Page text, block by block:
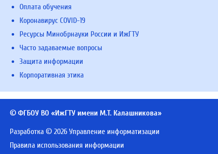
Оплата обучения
Коронавирус COVID-19
Ресурсы Минобрнауки России и ИжГТУ
Часто задаваемые вопросы
Защита информации
Корпоративная этика
© ФГБОУ ВО «ИжГТУ имени М.Т. Калашникова»
Разработка © 2026 Управление информатизации
Правила использования информации